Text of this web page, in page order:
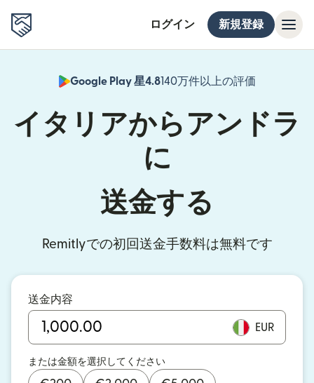
ログイン 新規登録
Google Play 星4.8140万件以上の評価
（別ウィン
イタリアからアンドラ
に
送金する
Remitlyでの初回送金手数料は無料です
送金内容
EUR
または金額を選択してください